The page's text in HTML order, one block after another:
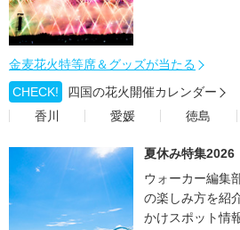
金麦花火特等席＆グッズが当たる
CHECK!
四国の花火開催カレンダー
香川
愛媛 徳島
夏休み特集2026
ウォーカー編集
の楽しみ方を紹
かけスポット情